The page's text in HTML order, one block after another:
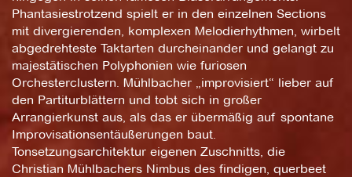
Phantasiestrotzend spielt er in den einzelnen Sections
mit divergierenden, komplexen Melodierhythmen, wirbelt
abgedrehteste Taktarten durcheinander und gelangt zu
majestätischen Polyphonien wie furiosen
Orchesterclustern. Mühlbacher „improvisiert“ lieber auf
den Partiturblättern und tobt sich in großer
Arrangierkunst aus, als das er übermäßig auf spontane
Improvisationsentäußerungen baut.
Tonsetzungsarchitektur eigenen Zuschnitts, die
Christian Mühlbachers Nimbus des findigen, querbeet